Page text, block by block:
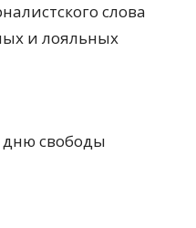
слова
и лояльных
дню свободы